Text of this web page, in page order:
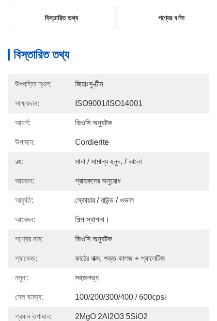
বিস্তারিত তথ্য পণ্যের বর্ণনা
বিস্তারিত তথ্য
উৎপত্তি স্থল: জিয়াংসু-চীন
সাক্ষ্যদান: ISO9001/ISO14001
আদর্শ: ভিওসি অনুঘটক
উপাদান: Cordierite
রঙ: সাদা / সামান্য হলুদ, / কালো
আয়তন: গ্রাহকদের অনুরোধ
আকৃতি: স্কোয়ার / রাউন্ড / ওভাল
আবেদন: শিল্প স্থাপনা।
পণ্যের নাম: ভিওসি অনুঘটক
প্যাকেজ: কাঠের বাক্স, শক্ত কাগজ + প্যালেটিজ
নমুনা: সহজলভ্য
সেল ঘনত্ব: 100/200/300/400 / 600cpsi
প্রধান উপাদান: 2MgO 2Al2O3 5SiO2